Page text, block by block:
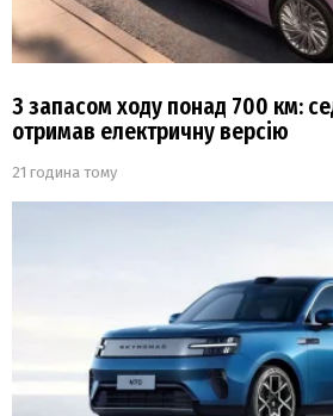
З запасом ходу понад 700 км:
отримав електричну версію
21 година тому